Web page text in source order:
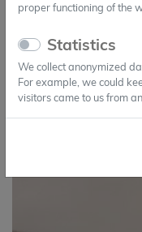
proper functioning of the
Statistics
We collect anonymized
For example, we could
visitors came to us from
22.Feb.2021
Axiotherm
Kältespeicher